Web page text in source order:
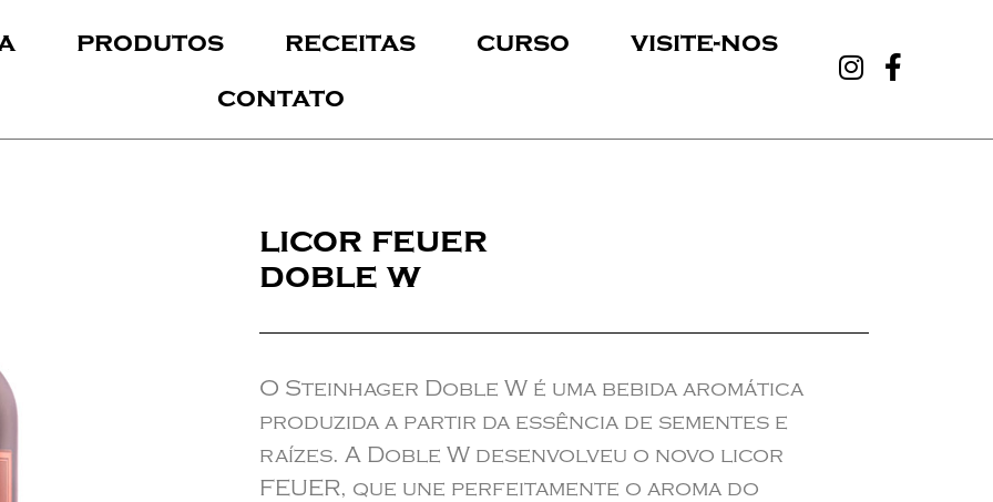
produtos receitas curso
visite-nos
contato
licor feuer
doble w
O Steinhager Doble W é uma bebida aromática
produzida a partir da essência de sementes e
raízes. A Doble W desenvolveu o novo licor
FEUER, que une perfeitamente o aroma do